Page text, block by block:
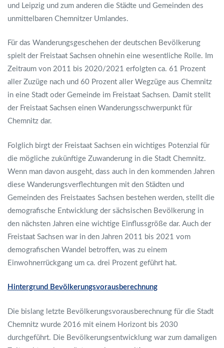
und Leipzig und zum anderen die Städte und Gemeinden des
unmittelbaren Chemnitzer Umlandes.
Für das Wanderungsgeschehen der deutschen Bevölkerung
spielt der Freistaat Sachsen ohnehin eine wesentliche Rolle. Im
Zeitraum von 2011 bis 2020/2021 erfolgten ca. 61 Prozent
aller Zuzüge nach und 60 Prozent aller Wegzüge aus Chemnitz
in eine Stadt oder Gemeinde im Freistaat Sachsen. Damit stellt
der Freistaat Sachsen einen Wanderungsschwerpunkt für
Chemnitz dar.
Folglich birgt der Freistaat Sachsen ein wichtiges Potenzial für
die mögliche zukünftige Zuwanderung in die Stadt Chemnitz.
Wenn man davon ausgeht, dass auch in den kommenden Jahren
diese Wanderungsverflechtungen mit den Städten und
Gemeinden des Freistaates Sachsen bestehen werden, stellt die
demografische Entwicklung der sächsischen Bevölkerung in
den nächsten Jahren eine wichtige Einflussgröße dar. Auch der
Freistaat Sachsen war in den Jahren 2011 bis 2021 vom
demografischen Wandel betroffen, was zu einem
Einwohnerrückgang um ca. drei Prozent geführt hat.
Hintergrund Bevölkerungsvorausberechnung
Die bislang letzte Bevölkerungsvorausberechnung für die Stadt
Chemnitz wurde 2016 mit einem Horizont bis 2030
durchgeführt. Die Bevölkerungsentwicklung war zum damaligen